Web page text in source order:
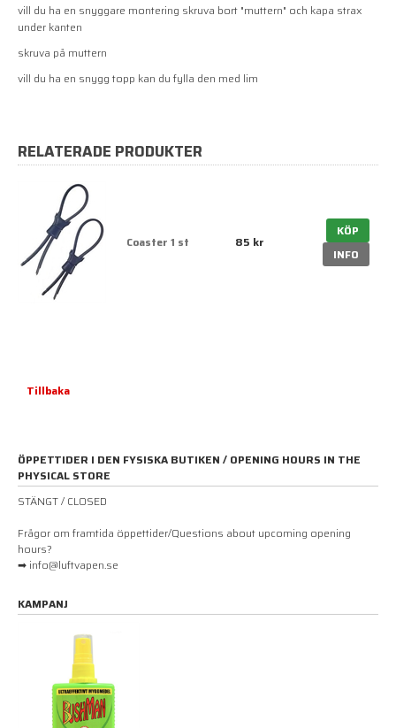
vill du ha en snyggare montering skruva bort "muttern" och kapa strax
under kanten
skruva på muttern
vill du ha en snygg topp kan du fylla den med lim
RELATERADE PRODUKTER
Coaster 1 st 85 kr
KÖP
INFO
Tillbaka
ÖPPETTIDER I DEN FYSISKA BUTIKEN / OPENING HOURS IN THE
PHYSICAL STORE
STÄNGT / CLOSED
Frågor om framtida öppettider/Questions about upcoming opening
hours?
➡ info@luftvapen.se
KAMPANJ